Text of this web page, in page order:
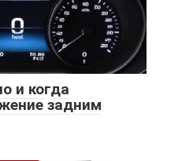
и когда
задним